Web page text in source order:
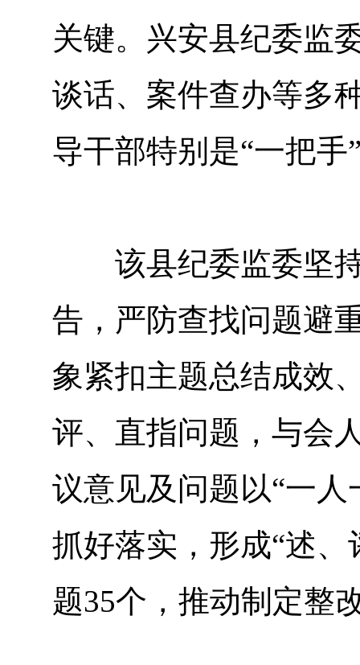
关键。兴安县纪委监
谈话、案件查办等多
导干部特别是“一把
该县纪委监委坚持
告，严防查找问题避
象紧扣主题总结成效
评、直指问题，与会
议意见及问题以“一
抓好落实，形成“述
题35个，推动制定整